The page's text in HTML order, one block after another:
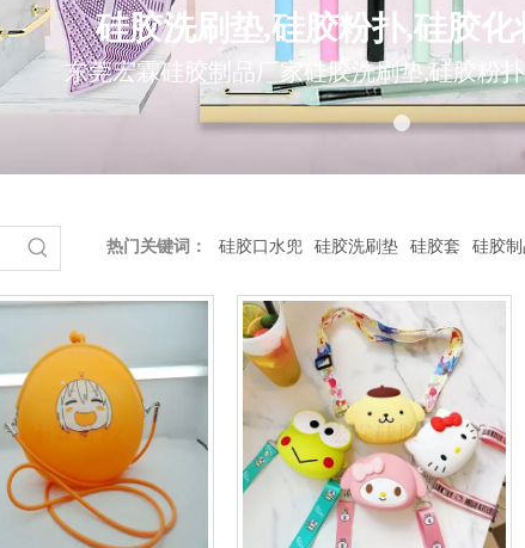
硅胶洗刷垫,硅胶粉扑,硅胶
东莞宏霖硅胶制品厂家硅胶洗刷垫,硅胶粉
热门关键词： 硅胶口水兜 硅胶洗刷垫 硅胶套 硅胶制